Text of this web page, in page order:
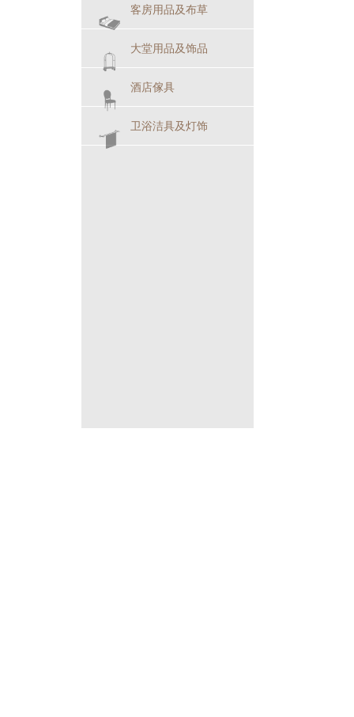
客房用品及布草
大堂用品及饰品
酒店傢具
卫浴洁具及灯饰